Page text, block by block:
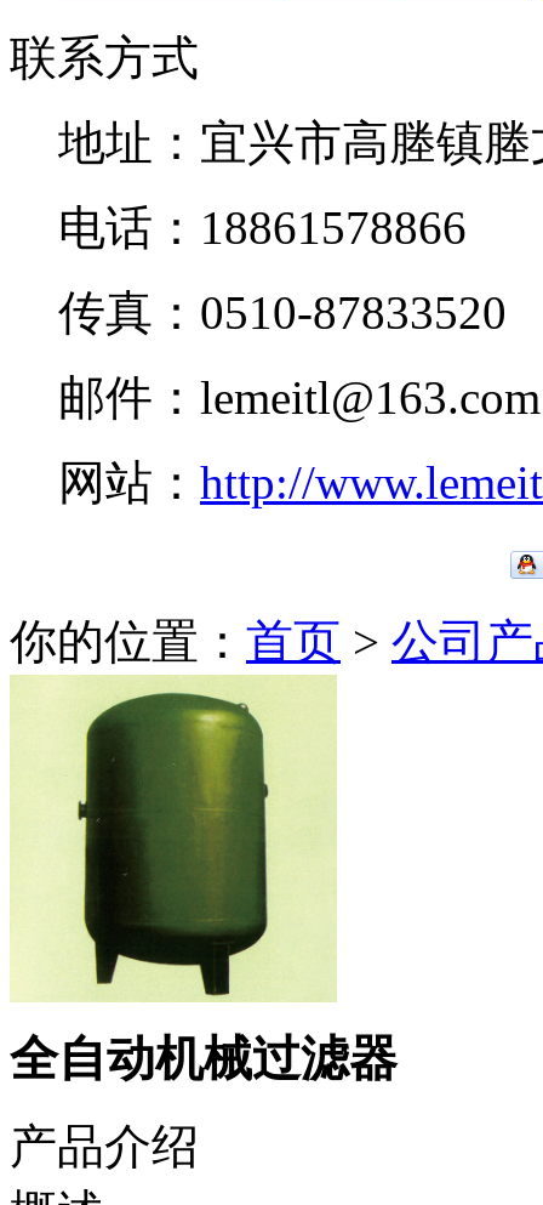
联系方式
地址：宜兴市高塍镇塍
电话：18861578866
传真：0510-87833520
邮件：lemeitl@163.com
网站： http://
你的位置： 首页 > 公司
全自动机械过滤器
产品介绍